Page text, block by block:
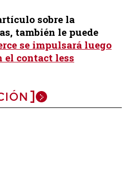
sobre la
también le puede
se impulsará luego
el contact less